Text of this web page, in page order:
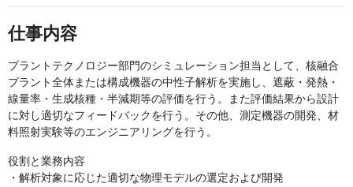
仕事内容
プラントテクノロジー部門のシミュレーション担当として、核融合
プラント全体または構成機器の中性子解析を実施し、遮蔽・発熱・
線量率・生成核種・半減期等の評価を行う。また評価結果から設計
に対し適切なフィードバックを行う。その他、測定機器の開発、材
料照射実験等のエンジニアリングを行う。
役割と業務内容
・解析対象に応じた適切な物理モデルの選定および開発